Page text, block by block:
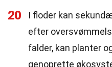
20
I floder kan
efter
falder, kan planter
genoprette